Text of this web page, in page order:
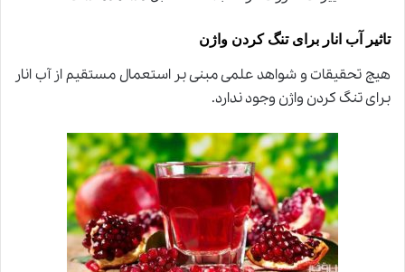
تاثیر آب انار برای تنگ کردن واژن
هیچ تحقیقات و شواهد علمی مبنی بر استعمال مستقیم از آب انار
برای تنگ کردن واژن وجود ندارد.